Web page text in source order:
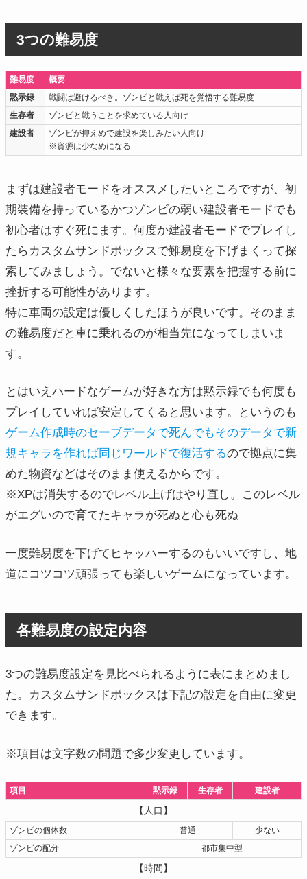
3つの難易度
難易度
概要
黙示録
戦闘は避けるべき。ゾンビと戦えば死を覚悟する難易度
生存者
ゾンビと戦うことを求めている人向け
建設者
ゾンビが抑えめで建設を楽しみたい人向け
※資源は少なめになる
まずは建設者モードをオススメしたいところですが、初
期装備を持っているかつゾンビの弱い建設者モードでも
初心者はすぐ死にます。何度か建設者モードでプレイし
たらカスタムサンドボックスで難易度を下げまくって探
索してみましょう。でないと様々な要素を把握する前に
挫折する可能性があります。
特に車両の設定は優しくしたほうが良いです。そのまま
の難易度だと車に乗れるのが相当先になってしまいま
す。
とはいえハードなゲームが好きな方は黙示録でも何度も
プレイしていれば安定してくると思います。というのも
ゲーム作成時のセーブデータで死んでもそのデータで新
規キャラを作れば同じワールドで復活するので拠点に集
めた物資などはそのまま使えるからです。
※XPは消失するのでレベル上げはやり直し。このレベル
がエグいので育てたキャラが死ぬと心も死ぬ
一度難易度を下げてヒャッハーするのもいいですし、地
道にコツコツ頑張っても楽しいゲームになっています。
各難易度の設定内容
3つの難易度設定を見比べられるように表にまとめまし
た。カスタムサンドボックスは下記の設定を自由に変更
できます。
※項目は文字数の問題で多少変更しています。
項目 黙示録 生存者 建設者
【人口】
ゾンビの個体数 普通
少ない
ゾンビの配分
都市集中型
【時間】